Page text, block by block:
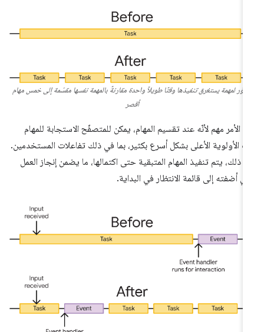
لمهمة يستغرق تنفيذها وقتًا طويلاً واحدة مقارنةً بالمهمة نفسها مقسّمة إلى خمس مهام
أقصر
الأمر مهم لأنّه عند تقسيم المهام، يمكن للمتصفّح الاستجابة للمهام
الأولوية الأعلى بشكل أسرع بكثير، بما في ذلك تفاعلات المستخدمين.
ذلك، يتم تنفيذ المهام المتبقية حتى اكتمالها، ما يضمن إنجاز العمل
أضفته إلى قائمة الانتظار في البداية.